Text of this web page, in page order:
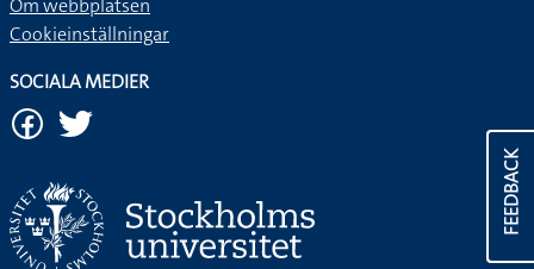
FEEDBACK
Om webbplatsen
Cookieinställningar
SOCIALA MEDIER